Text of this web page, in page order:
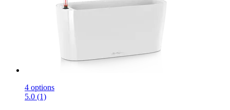
4 options
5.0 (1)